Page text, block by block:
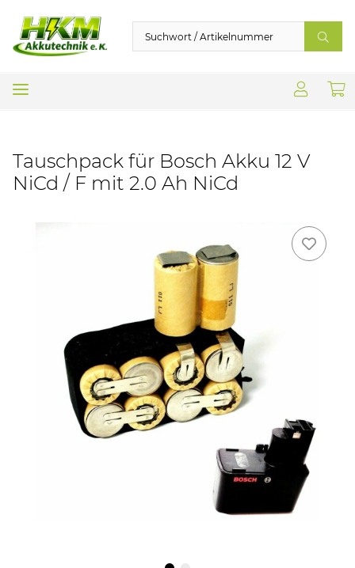
Tauschpack für Bosch Akku 12 V
NiCd / F mit 2.0 Ah NiCd